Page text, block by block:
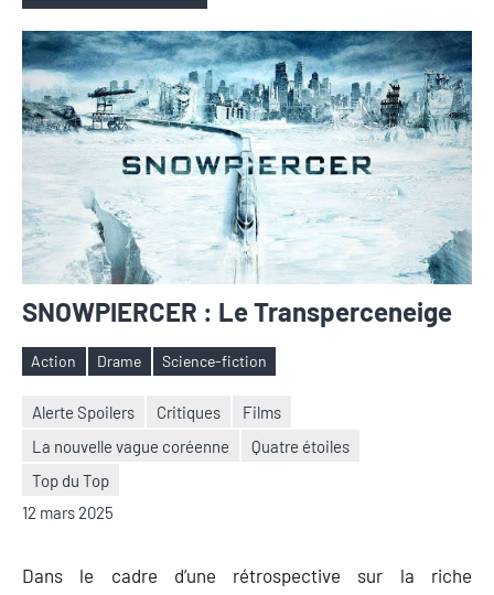
SNOWPIERCER : Le Transperceneige
Étiquettes
Action Drame Science-fiction
Alerte Spoilers Critiques
Films
La nouvelle vague coréenne
Quatre étoiles
Top du Top
12 mars 2025
Nicolas
Auger
Aucun
commentaire
Dans le cadre d’une rétrospective sur la riche